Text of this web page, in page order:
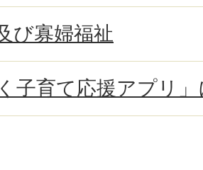
び寡婦福祉
子育て応援アプリ